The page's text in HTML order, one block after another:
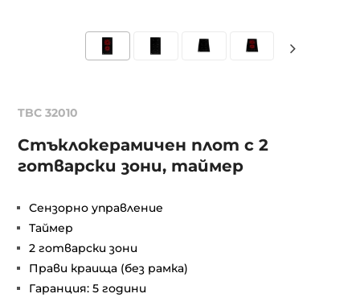
TBC 32010
Стъклокерамичен плот с 2
готварски зони, таймер
Сензорно управление
Таймер
2 готварски зони
Прави краища (без рамка)
Гаранция: 5 години